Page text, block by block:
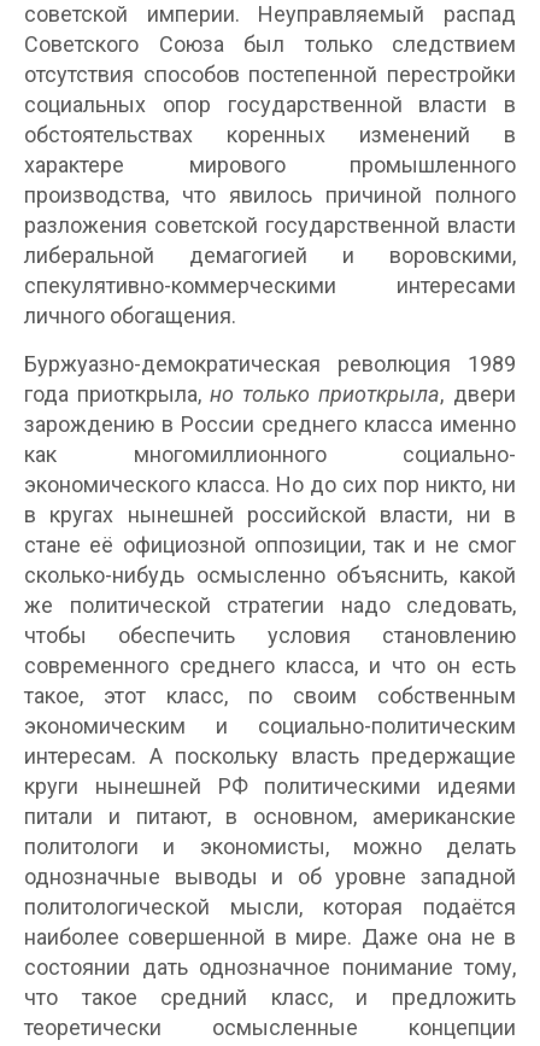
советской империи. Неуправляемый распад
Советского Союза был только следствием
отсутствия способов постепенной перестройки
социальных опор государственной власти в
обстоятельствах коренных изменений в
характере мирового промышленного
производства, что явилось причиной полного
разложения советской государственной власти
либеральной демагогией и воровскими,
спекулятивно-коммерческими интересами
личного обогащения.
Буржуазно-демократическая революция 1989
года приоткрыла, но только приоткрыла, двери
зарождению в России среднего класса именно
как многомиллионного социально-
экономического класса. Но до сих пор никто, ни
в кругах нынешней российской власти, ни в
стане её официозной оппозиции, так и не смог
сколько-нибудь осмысленно объяснить, какой
же политической стратегии надо следовать,
чтобы обеспечить условия становлению
современного среднего класса, и что он есть
такое, этот класс, по своим собственным
экономическим и социально-политическим
интересам. А поскольку власть предержащие
круги нынешней РФ политическими идеями
питали и питают, в основном, американские
политологи и экономисты, можно делать
однозначные выводы и об уровне западной
политологической мысли, которая подаётся
наиболее совершенной в мире. Даже она не в
состоянии дать однозначное понимание тому,
что такое средний класс, и предложить
теоретически осмысленные концепции